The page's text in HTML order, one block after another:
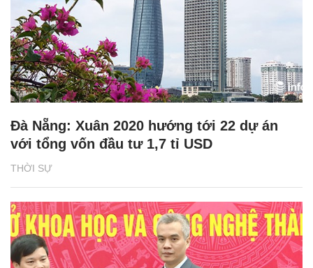
THỜI SỰ
Đà Nẵng: Xuân 2020 hướng tới 22 dự án
với tổng vốn đầu tư 1,7 tỉ USD